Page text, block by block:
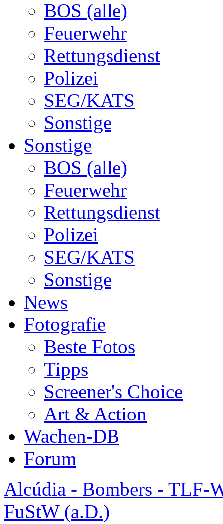
BOS (alle)
Feuerwehr
Rettungsdienst
Polizei
SEG/KATS
Sonstige
Sonstige
BOS (alle)
Feuerwehr
Rettungsdienst
Polizei
SEG/KATS
Sonstige
News
Fotografie
Beste Fotos
Tipps
Screener's Choice
Art & Action
Wachen-DB
Forum
Alcúdia - Bombers - TLF-
FuStW (a.D.)